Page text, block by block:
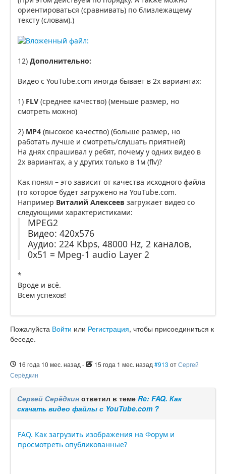
ориентироваться (сравнивать) по близлежащему
тексту (словам).)
12) Дополнительно:
Видео с YouTube.com иногда бывает в 2х вариантах:
1) FLV (среднее качество) (меньше размер, но
смотреть можно)
2) MP4 (высокое качество) (больше размер, но
работать лучше и смотреть/слушать приятней)
На днях спрашивал у ребят, почему у одних видео в
2х вариантах, а у других только в 1м (flv)?
Как понял – это зависит от качества исходного файла
(то которое будет загружено на YouTube.com.
Например Виталий Алексеев загружает видео со
следующими характеристиками:
MPEG2
Видео: 420x576
Аудио: 224 Kbps, 48000 Hz, 2 каналов,
0x51 = Mpeg-1 audio Layer 2
*
Вроде и всё.
Всем успехов!
Пожалуйста Войти или Регистрация, чтобы присоединиться к
беседе.
16 года 10 мес. назад - 15 года 1 мес. назад #913 отСергей
Серёдкин
Сергей Серёдкин ответил в теме Re: FAQ. Как
скачать видео файлы с YouTube.com ?
FAQ. Как загрузить изображения на Форум и
просмотреть опубликованные?